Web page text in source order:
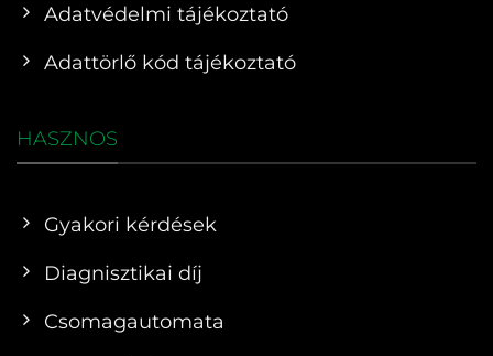
Adatvédelmi tájékoztató
Adattörlő kód tájékoztató
HASZNOS
Gyakori kérdések
Diagnisztikai díj
Csomagautomata